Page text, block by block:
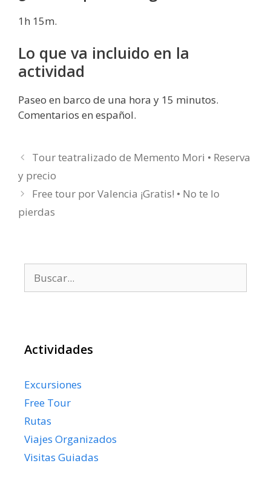
1h 15m.
Lo que va incluido en la
actividad
Paseo en barco de una hora y 15 minutos.
Comentarios en español.
Tour teatralizado de Memento Mori • Reserva
y precio
Free tour por Valencia ¡Gratis! • No te lo
pierdas
Actividades
Excursiones
Free Tour
Rutas
Viajes Organizados
Visitas Guiadas